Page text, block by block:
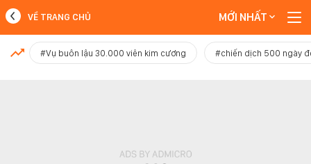
MỚI NHẤT
VỀ TRANG CHỦ MỚI NHẤT
#Vụ buôn lậu 30.000 viên kim cương #chiến dịch 500 ngày